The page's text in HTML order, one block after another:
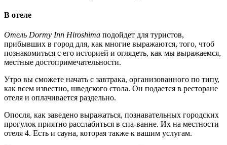
В отеле
Отель Dormy Inn Hiroshima подойдет для туристов,
прибывших в город для, как многие выражаются, того, чтоб
познакомиться с его историей и оглядеть, как мы выражаемся,
местные достопримечательности.
Утро вы сможете начать с завтрака, организованного по типу,
как всем известно, шведского стола. Он подается в ресторане
отеля и оплачивается раздельно.
Опосля, как заведено выражаться, познавательных городских
прогулок приятно расслабиться в спа-ванне. Их на местности
отеля 4. Есть и сауна, которая также к вашим услугам.